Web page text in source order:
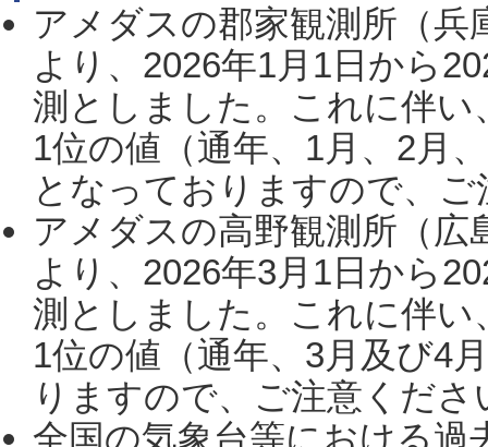
アメダスの郡家観測所（
より、2026年1月1日から
測としました。これに伴い
1位の値（通年、1月、2月
となっておりますので、
アメダスの高野観測所（
より、2026年3月1日から
測としました。これに伴い
1位の値（通年、3月及び4
りますので、ご注意くだ
全国の気象台等における過